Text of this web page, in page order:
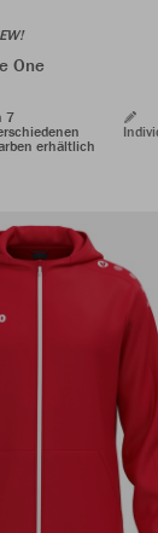
One
7
erhältlich